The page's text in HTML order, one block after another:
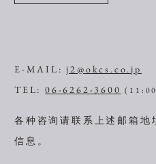
E-MAIL:j2@okcs.co.jp
TEL:06-6262-3600
各种咨询请联系上述邮箱地
信息。